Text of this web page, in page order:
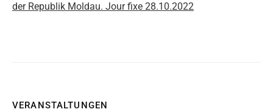
der Republik Moldau. Jour fixe 28.10.2022
VERANSTALTUNGEN